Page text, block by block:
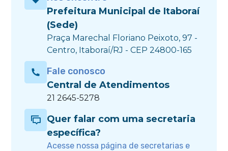
Prefeitura Municipal de Itaboraí
(Sede)
Praça Marechal Floriano Peixoto, 97 -
Centro, Itaboraí/RJ - CEP 24800-165
Fale conosco
Central de Atendimentos
21 2645-5278
Quer falar com uma secretaria
específica?
Acesse nossa página de secretarias e